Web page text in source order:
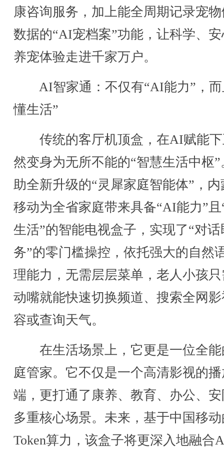
康咨询服务，加上能全周期记录宠
数据的“AI宠档案”功能，让科学、
养宠体验走进千家万户。
AI智家通：不仅有“AI能力”，而
懂生活”
传统的客厅机顶盒，在AI赋能下
然变身为无所不能的“智慧生活中枢”
助全新升级的“灵犀家庭智能体”，内
移动为全省家庭带来具备“AI能力”且
生活”的智能电视盒子，实现了“对话
务”的零门槛操控，依托强大的自然
理能力，无需层层菜单，老人小孩
动嘴就能快速切换频道、搜索全网
容或查询天气。
在生活场景上，它更是一位全能
庭管家。它不仅是一个高清影视的
端，更打通了康养、教育、办公、
多重核心场景。未来，基于中国移
Token算力，该盒子将更深入地融合